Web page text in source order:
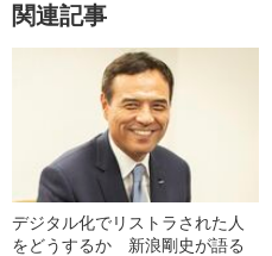
関連記事
デジタル化でリストラされた人
をどうするか 新浪剛史が語る